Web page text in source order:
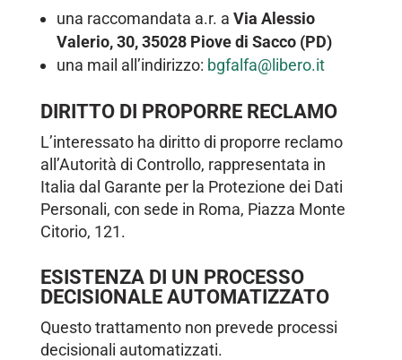
una raccomandata a.r. a Via Alessio
Valerio, 30, 35028 Piove di Sacco (PD)
una mail all’indirizzo: bgfalfa@libero.it
DIRITTO DI PROPORRE RECLAMO
L’interessato ha diritto di proporre reclamo
all’Autorità di Controllo, rappresentata in
Italia dal Garante per la Protezione dei Dati
Personali, con sede in Roma, Piazza Monte
Citorio, 121.
ESISTENZA DI UN PROCESSO
DECISIONALE AUTOMATIZZATO
Questo trattamento non prevede processi
decisionali automatizzati.